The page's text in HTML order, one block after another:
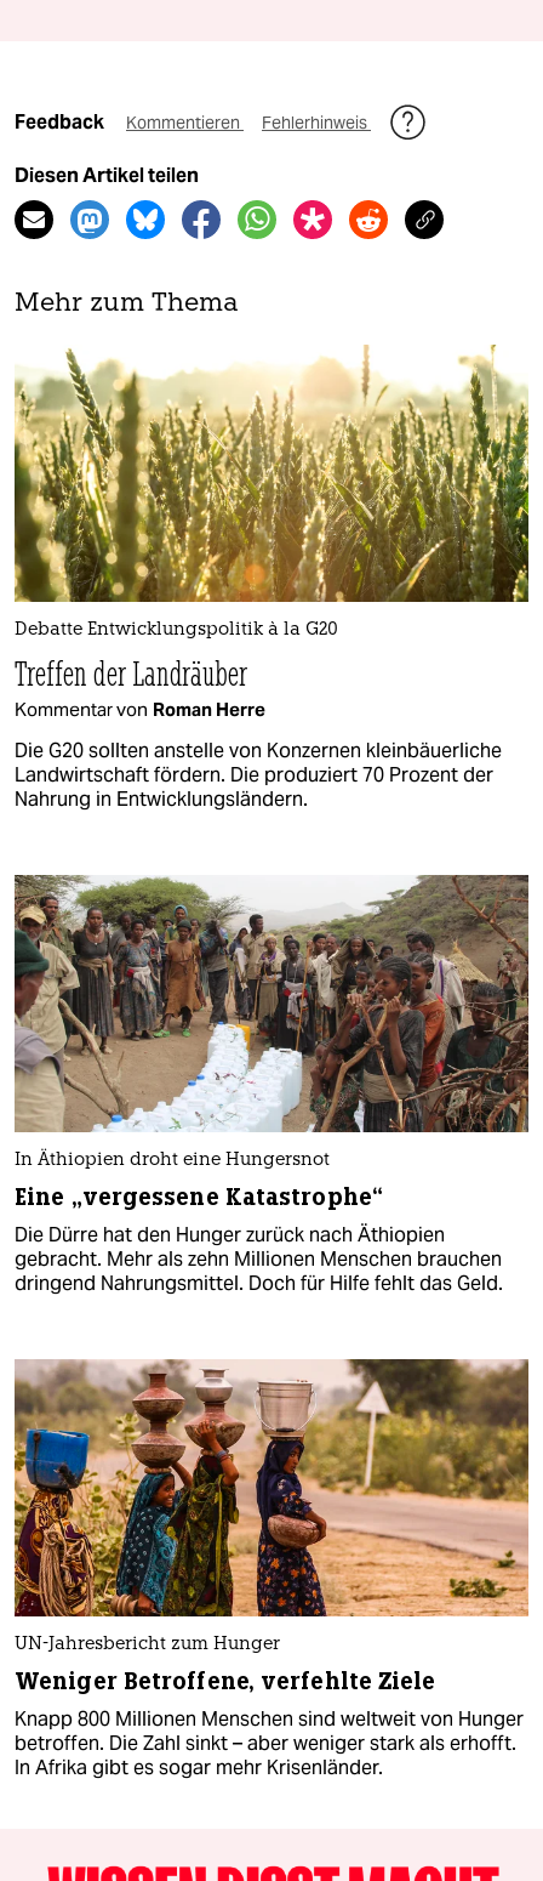
Feedback Kommentieren Fehlerhinweis
Diesen Artikel teilen
Mehr zum Thema
Debatte Entwicklungspolitik à la G20
Treffen der Landräuber
Kommentar von Roman Herre
Die G20 sollten anstelle von Konzernen kleinbäuerliche
Landwirtschaft fördern. Die produziert 70 Prozent der
Nahrung in Entwicklungsländern.
In Äthiopien droht eine Hungersnot
Eine „vergessene Katastrophe“
Die Dürre hat den Hunger zurück nach Äthiopien
gebracht. Mehr als zehn Millionen Menschen brauchen
dringend Nahrungsmittel. Doch für Hilfe fehlt das Geld.
UN-Jahresbericht zum Hunger
Weniger Betroffene, verfehlte Ziele
Knapp 800 Millionen Menschen sind weltweit von Hunger
betroffen. Die Zahl sinkt – aber weniger stark als erhofft.
In Afrika gibt es sogar mehr Krisenländer.